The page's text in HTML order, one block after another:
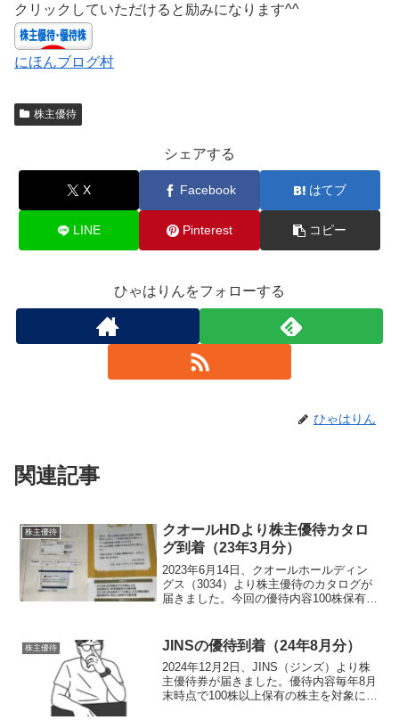
クリックしていただけると励みになります^^
にほんブログ村
株主優待
シェアする
X Facebook はてブ
LINE Pinterest コピー
ひゃはりんをフォローする
ひゃはりん
関連記事
株主優待
クオールHDより株主優待カタロ
グ到着（23年3月分）
2023年6月14日、クオールホールディン
グス（3034）より株主優待のカタログが
届きました。今回の優待内容100株保有
き粉「デンタルポリスDX」を２セット申
し込みま...
株主優待 JINSの優待到着（24年8月分）
2024年12月2日、JINS（ジンズ）より株
主優待券が届きました。優待内容毎年8月
末時点で100株以上保有の株主を対象に税